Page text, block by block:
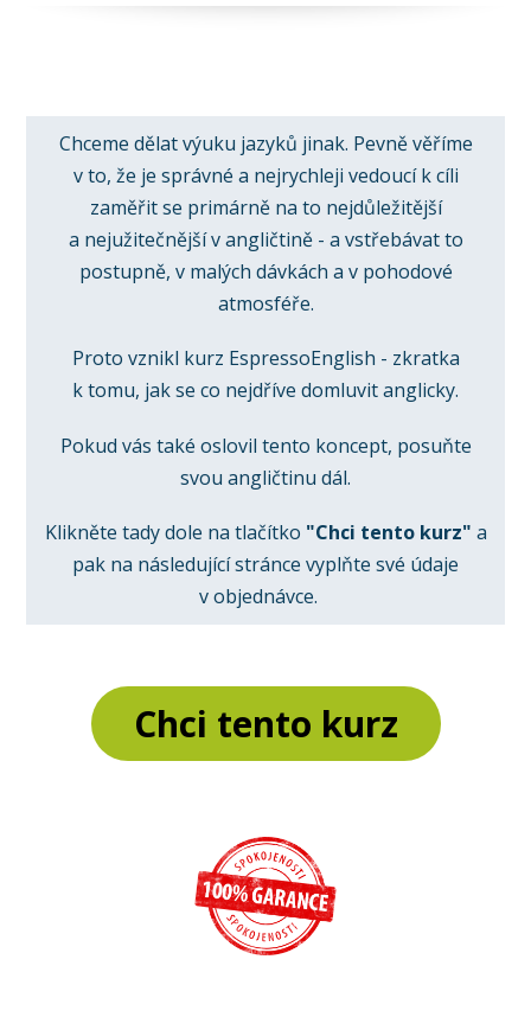
Chceme dělat výuku jazyků jinak. Pevně věříme
v to, že je správné a nejrychleji vedoucí k cíli
zaměřit se primárně na to nejdůležitější
a nejužitečnější v angličtině - a vstřebávat to
postupně, v malých dávkách a v pohodové
atmosféře.
Proto vznikl kurz EspressoEnglish - zkratka
k tomu, jak se co nejdříve domluvit anglicky.
Pokud vás také oslovil tento koncept, posuňte
svou angličtinu dál.
Klikněte tady dole na tlačítko "Chci tento kurz" a
pak na následující stránce vyplňte své údaje
v objednávce.
Chci tento kurz